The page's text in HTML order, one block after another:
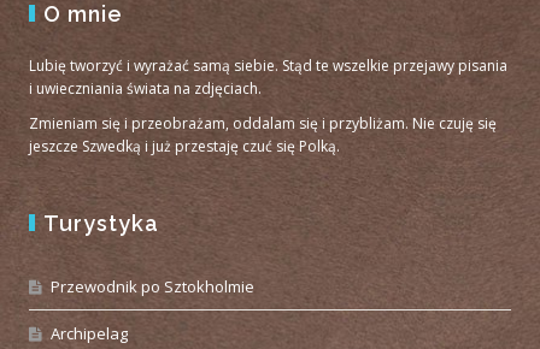
O mnie
Lubię tworzyć i wyrażać samą siebie. Stąd te wszelkie przejawy pisania
i uwieczniania świata na zdjęciach.
Zmieniam się i przeobrażam, oddalam się i przybliżam. Nie czuję się
jeszcze Szwedką i już przestaję czuć się Polką.
Turystyka
Przewodnik po Sztokholmie
Archipelag